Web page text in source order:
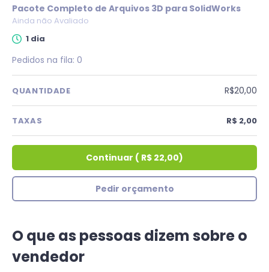
Pacote Completo de Arquivos 3D para SolidWorks
Ainda não Avaliado
1 dia
Pedidos na fila: 0
QUANTIDADE R$20,00
TAXAS R$ 2,00
Continuar ( R$ 22,00)
Pedir orçamento
O que as pessoas dizem sobre o
vendedor